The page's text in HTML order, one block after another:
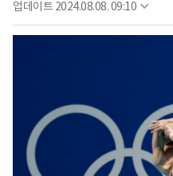
업데이트 2024.08.08. 09:10